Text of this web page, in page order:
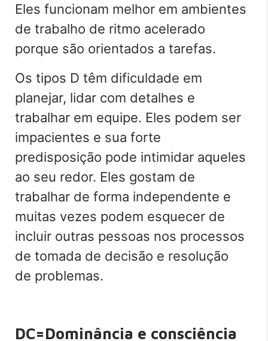
Eles funcionam melhor em ambientes
de trabalho de ritmo acelerado
porque são orientados a tarefas.
Os tipos D têm dificuldade em
planejar, lidar com detalhes e
trabalhar em equipe. Eles podem ser
impacientes e sua forte
predisposição pode intimidar aqueles
ao seu redor. Eles gostam de
trabalhar de forma independente e
muitas vezes podem esquecer de
incluir outras pessoas nos processos
de tomada de decisão e resolução
de problemas.
DC=Dominância e consciência